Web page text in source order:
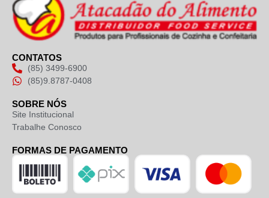
(85) 3499-6900
(85)9.8787-0408
CONTATOS
SOBRE NÓS
Site Institucional
Trabalhe Conosco
FORMAS DE PAGAMENTO